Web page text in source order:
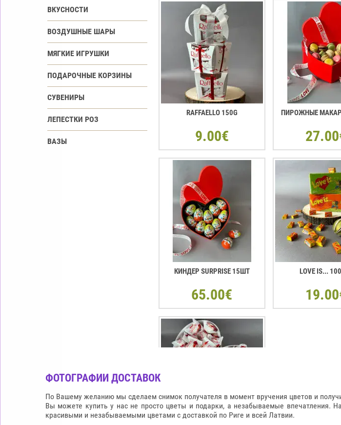
ВКУСНОСТИ
ВОЗДУШНЫЕ ШАРЫ
МЯГКИЕ ИГРУШКИ
ПОДАРОЧНЫЕ КОРЗИНЫ
СУВЕНИРЫ
ЛЕПЕСТКИ РОЗ
ВАЗЫ
RAFFAELLO 150G
9.00€
ПИРОЖНЫЕ
КИНДЕР SURPRISE 15ШТ
65.00€
LOVE IS...
ФОТОГРАФИИ ДОСТАВОК
По Вашему желанию мы сделаем снимок получателя в момент вручения цветов и
Вы можете купить у нас не просто цветы и подарки, а незабываемые впечатления.
красивыми и незабываемыми цветами с доставкой по Риге и всей Латвии.